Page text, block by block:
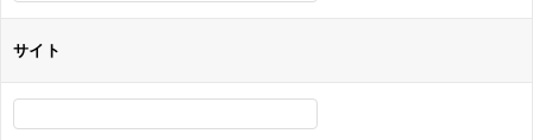
サイト